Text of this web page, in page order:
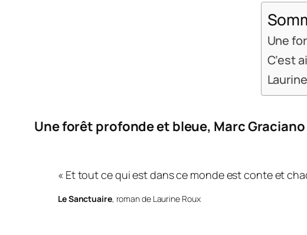
Une
C’est
Une forêt profonde et bleue, Marc Graciano
« Et tout ce qui est dans ce monde est conte et
LeSanctuaire, roman de Laurine Roux